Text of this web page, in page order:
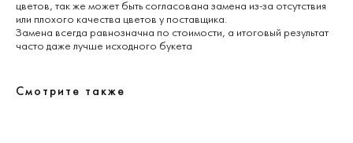
цветов, так же может быть согласована замена из-за отсутствия
или плохого качества цветов у поставщика.
Замена всегда равнозначна по стоимости, а итоговый результат
часто даже лучше исходного букета
Смотрите также